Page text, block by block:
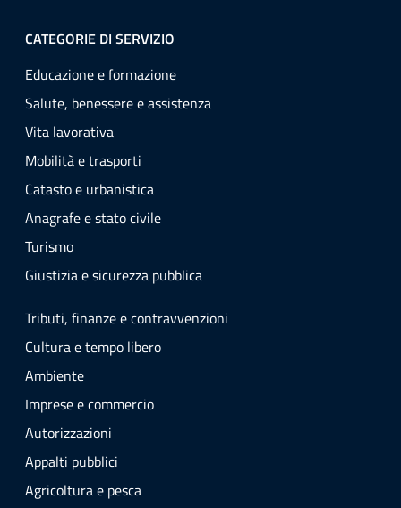
CATEGORIE DI SERVIZIO
Educazione e formazione
Salute, benessere e assistenza
Vita lavorativa
Mobilità e trasporti
Catasto e urbanistica
Anagrafe e stato civile
Turismo
Giustizia e sicurezza pubblica
Tributi, finanze e contravvenzioni
Cultura e tempo libero
Ambiente
Imprese e commercio
Autorizzazioni
Appalti pubblici
Agricoltura e pesca